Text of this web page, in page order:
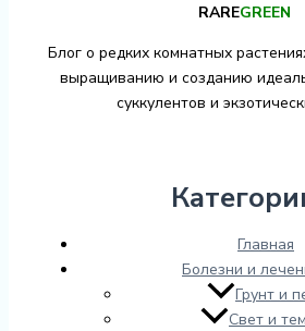
RAREGREEN
Блог о редких комнатных
выращиванию и созданию
суккулентов и
Главная
Болезни и
Грунт и
Свет и